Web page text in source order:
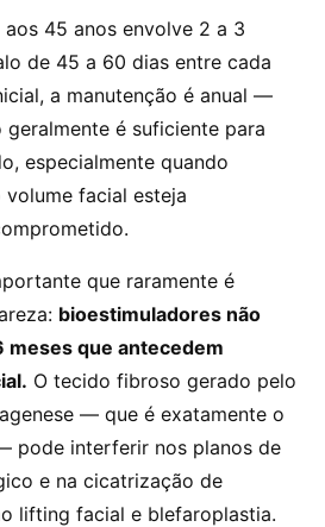
45 anos envolve 2 a 3
de 45 a 60 dias entre cada
a manutenção é anual —
geralmente é suficiente para
especialmente quando
facial esteja
que raramente é
bioestimuladores não
meses que antecedem
O tecido fibroso gerado pelo
— que é exatamente o
pode interferir nos planos de
e na cicatrização de
lifting facial e blefaroplastia.